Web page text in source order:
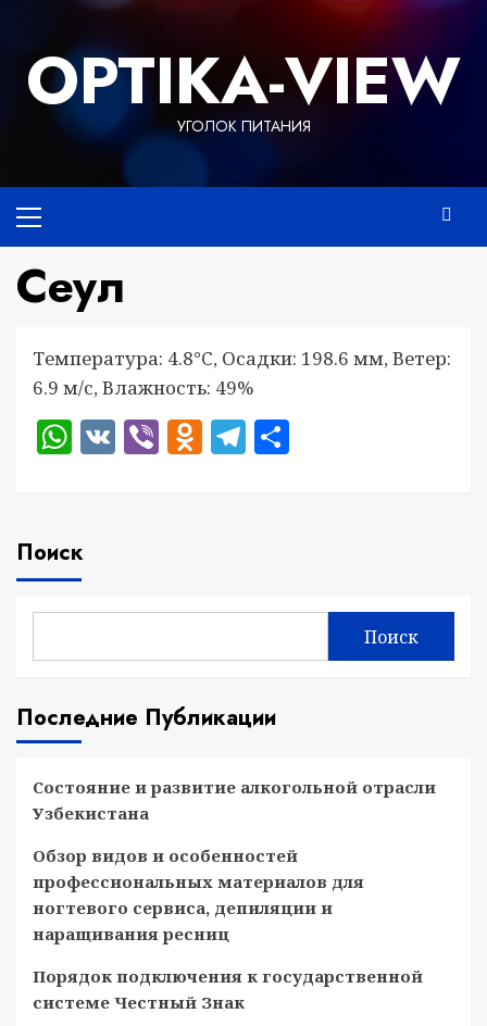
содержимому
OPTIKA-VIEW
УГОЛОК ПИТАНИЯ
меню
Сеул
Температура: 4.8°C, Осадки: 198.6 мм, Ветер:
6.9 м/с, Влажность: 49%
WhatsApp
VKViberOdnoklassniki
Telegram
Поиск
Поиск
Последние Публикации
Состояние и развитие алкогольной отрасли
Узбекистана
Обзор видов и особенностей
профессиональных материалов для
ногтевого сервиса, депиляции и
наращивания ресниц
Порядок подключения к государственной
системе Честный Знак